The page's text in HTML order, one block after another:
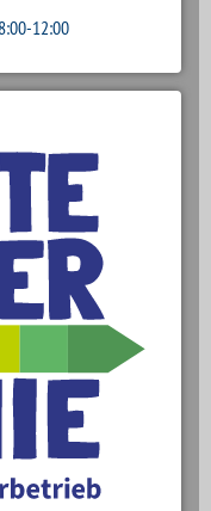
12:00